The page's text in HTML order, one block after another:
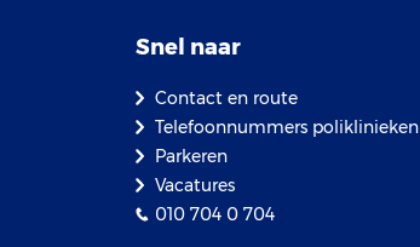
Snel naar
Contact en route
Telefoonnummers poliklinieken
Parkeren
Vacatures
010 704 0 704